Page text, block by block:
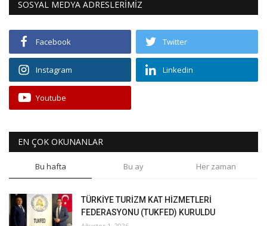
SOSYAL MEDYA ADRESLERİMİZ
Facebook Twitter
Instagram Linkedin
Youtube
EN ÇOK OKUNANLAR
Bu hafta Bu ay Her zaman
TÜRKİYE TURİZM KAT HİZMETLERİ
FEDERASYONU (TUKFED) KURULDU